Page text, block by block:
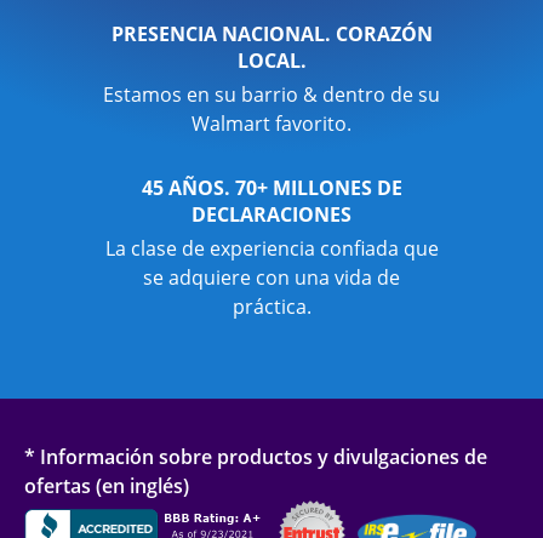
PRESENCIA NACIONAL. CORAZÓN
LOCAL.
Estamos en su barrio & dentro de su
Walmart favorito.
45 AÑOS. 70+ MILLONES DE
DECLARACIONES
La clase de experiencia confiada que
se adquiere con una vida de
práctica.
* Información sobre productos y divulgaciones de
ofertas (en inglés)